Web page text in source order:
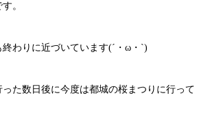
。
わりに近づいています(´・ω・`)
た数日後に今度は都城の桜まつりに行って